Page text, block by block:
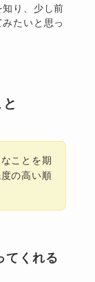
り、少し前
たいと思っ
ことを期
の高い順
てくれる